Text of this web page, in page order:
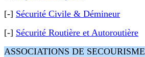
[-] Sécurité Civile & Démineur
[-] Sécurité Routière et Autoroutière
ASSOCIATIONS DE SECOURISME